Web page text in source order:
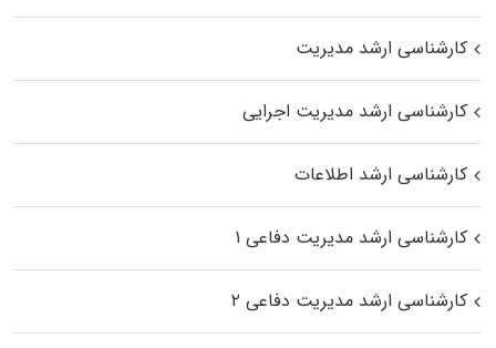
کارشناسی ارشد مدیریت
کارشناسی ارشد مدیریت اجرایی
کارشناسی ارشد اطلاعات
کارشناسی ارشد مدیریت دفاعی ۱
کارشناسی ارشد مدیریت دفاعی ۲